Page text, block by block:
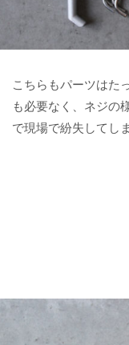
こちらもパーツはた
も必要なく、ネジの
で現場で紛失してし